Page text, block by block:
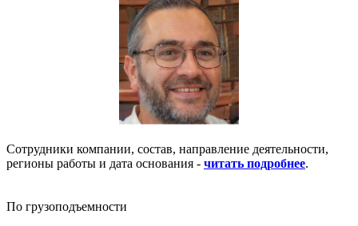
Сотрудники компании, состав, направление деятельности,
регионы работы и дата основания - читать подробнее.
По грузоподъемности